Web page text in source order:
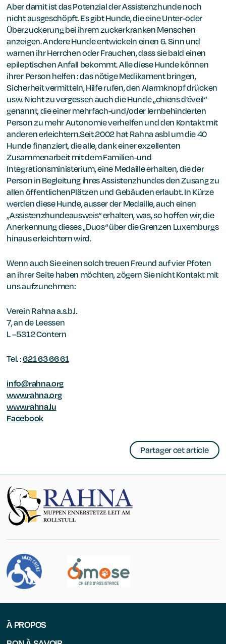
Aber damit ist das Potenzial der Assistenzhunde noch
nicht ausgeschöpft. Es gibt Hunde, die eine Unter-oder
Überzuckerung bei ihrem zuckerkranken Menschen
anzeigen. Andere Hunde entwickeln einen 6. Sinn und
warnen ihr Herrchen oder Frauchen, dass sie bald einen
epileptischen Anfall bekommt. Alle diese Hunde können
ihrer Person helfen : das nötige Medikament bringen,
Sicherheit vermitteln, Hilfe rufen, den Alarmknopf drücken
usw. Nicht zu vergessen auch die Hunde „chiens d’éveil“
genannt, die einer mehrfach-und/oder lernbehinderten
Person zu mehr Autonomie verhelfen und den Kontakt mit
anderen erleichtern.Seit 2002 hat Rahna asbl um die 40
Hunde finanziert, die alle, dank einer exzellenten
Zusammenarbeit mit dem Familien-und
Integrationsministerium, eine Medaille erhalten, die der
Person in Begleitung ihres Assistenzhundes den Zusang zu
allen öffentlichenPlätzen und Gebäuden erlaubt. In Kürze
werden diese Hunde, ausser der Medaille, auch einen
„Assistenzhundeausweis“ erhalten, was, so hoffen wir, die
Anerkennung dieses „Duos“ über die Grenzen Luxemburgs
hinaus erleichtern wird.
Wenn auch Sie einen solch treuen Freund auf vier Pfoten
an ihrer Seite haben möchten, zögern Sie nicht Kontakt mit
uns aufzunehmen:
Verein Rahna a.s.b.l.
7, an de Leessen
L –5312 Contern
Tel. :621 63 66 61
info@rahna.org
www.rahna.org
www.rahna.lu
Facebook
Partager cet article
À PROPOS